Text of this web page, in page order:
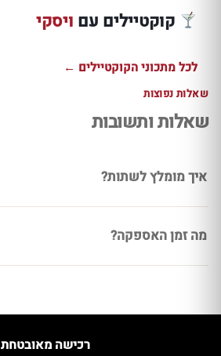
קוקטיילים עם ויסקי למתכון ← למתכון ←
לכל מתכוני הקוקטיילים ←
שאלות נפוצות
שאלות ותשובות
איך מומלץ לשתות?
מה זמן האספקה?
רכישה מאובטחת